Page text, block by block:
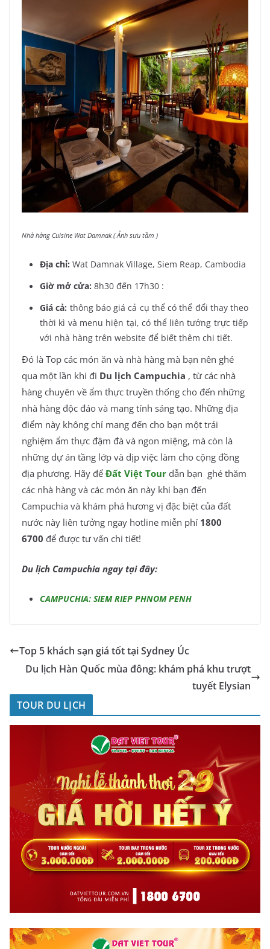
Nhà hàng Cuisine Wat Damnak ( Ảnh sưu tầm )
Địa chỉ: Wat Damnak Village, Siem Reap, Cambodia
Giờ mở cửa: 8h30 đến 17h30 :
Giá cả: thông báo giá cả cụ thể có thể đổi thay theo
thời kì và menu hiện tại, có thể liên tưởng trực tiếp
với nhà hàng trên website để biết thêm chi tiết.
Đó là Top các món ăn và nhà hàng mà bạn nên ghé
qua một lần khi đi Du lịch Campuchia , từ các nhà
hàng chuyên về ẩm thực truyền thống cho đến những
nhà hàng độc đáo và mang tính sáng tạo. Những địa
điểm này không chỉ mang đến cho bạn một trải
nghiệm ẩm thực đậm đà và ngon miệng, mà còn là
những dự án tầng lớp và dịp việc làm cho cộng đồng
địa phương. Hãy để Đất Việt Tour dẫn bạn ghé thăm
các nhà hàng và các món ăn này khi bạn đến
Campuchia và khám phá hương vị đặc biệt của đất
nước này liên tưởng ngay hotline miễn phí 1800
6700 để được tư vấn chi tiết!
Du lịch Campuchia ngay tại đây:
CAMPUCHIA: SIEM RIEP PHNOM PENH
Top 5 khách sạn giá tốt tại Sydney Úc
Du lịch Hàn Quốc mùa đông: khám phá khu trượt
tuyết Elysian
TOUR DU LỊCH